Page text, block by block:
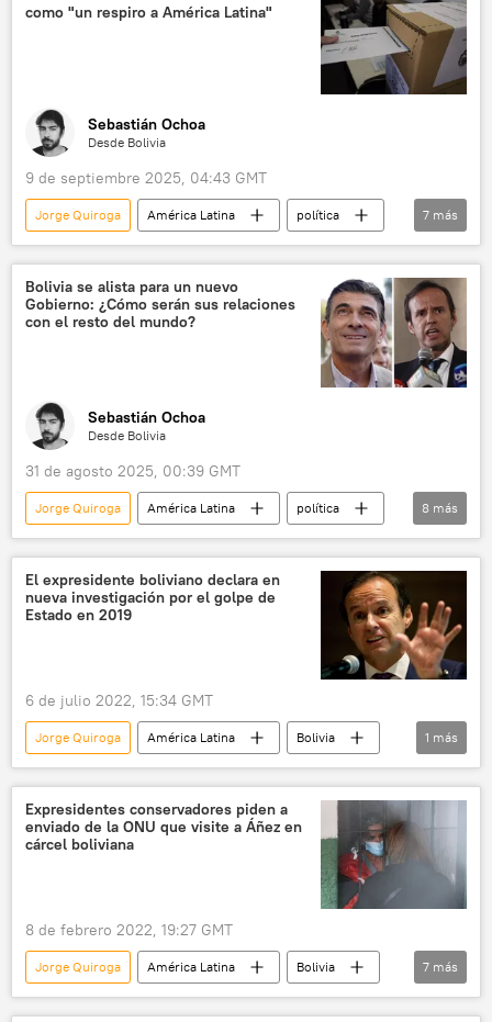
💬 Opinión y Análisis
como "un respiro a América Latina"
Sebastián Ochoa
Desde Bolivia
9 de septiembre 2025, 04:43 GMT
Jorge Quiroga América Latina
política
Javier Milei
Argentina
Movimiento Al Socialismo (MAS)
elecciones
Rodrigo Paz
7 más
Bolivia se alista para un nuevo
Gobierno: ¿Cómo serán sus relaciones
con el resto del mundo?
Sebastián Ochoa
Desde Bolivia
31 de agosto 2025, 00:39 GMT
Jorge Quiroga América Latina
política
Fondo Monetario Internacional (FMI)
BRICS
💬 Opinión y Análisis
Bolivia
China
EEUU
Rodrigo Paz
8 más
El expresidente boliviano declara en
nueva investigación por el golpe de
Estado en 2019
6 de julio 2022, 15:34 GMT
Jorge Quiroga América Latina
Bolivia
Jeanine Áñez
1 más
Expresidentes conservadores piden a
enviado de la ONU que visite a Áñez en
cárcel boliviana
8 de febrero 2022, 19:27 GMT
Jorge Quiroga América Latina
Bolivia
ONU
Jeanine Áñez
juicio
7 más